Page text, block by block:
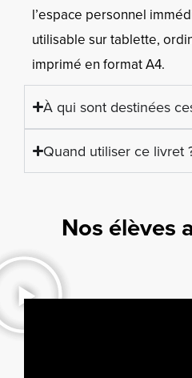
l’espace personnel
utilisable sur tablette,
imprimé en format A4.
À qui sont destinées
Quand utiliser ce livret
Nos élèves